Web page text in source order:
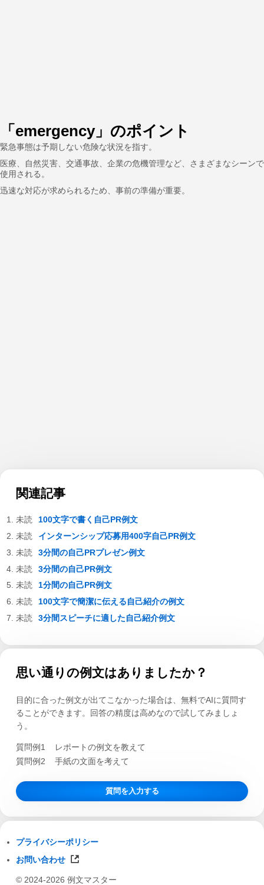
「emergency」のポイント
緊急事態は予期しない危険な状況を指す。
医療、自然災害、交通事故、企業の危機管理など、さまざまなシーンで
使用される。
迅速な対応が求められるため、事前の準備が重要。
関連記事
100文字で書く自己PR例文
インターンシップ応募用400字自己PR例文
3分間の自己PRプレゼン例文
3分間の自己PR例文
1分間の自己PR例文
100文字で簡潔に伝える自己紹介の例文
3分間スピーチに適した自己紹介例文
思い通りの例文はありましたか？
目的に合った例文が出てこなかった場合は、無料でAIに質問す
ることができます。回答の精度は高めなので試してみましょ
う。
質問例1
レポートの例文を教えて
質問例2
手紙の文面を考えて
質問を入力する
プライバシーポリシー
お問い合わせ
© 2024-2026 例文マスター